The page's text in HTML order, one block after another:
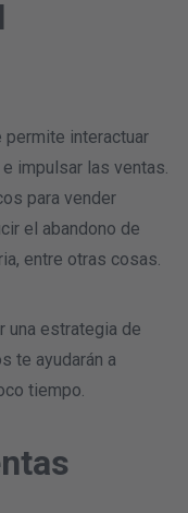
permite interactuar
impulsar las ventas.
para vender
el abandono de
entre otras cosas.
una estrategia de
te ayudarán a
tiempo.